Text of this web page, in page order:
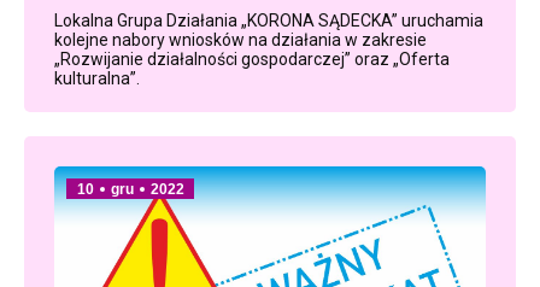
Lokalna Grupa Działania „KORONA SĄDECKA” uruchamia
kolejne nabory wniosków na działania w zakresie
„Rozwijanie działalności gospodarczej” oraz „Oferta
kulturalna”.
gru
10 2022